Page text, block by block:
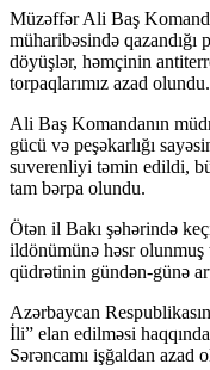
Müzəffər Ali Baş
müharibəsində
döyüşlər, həmçinin
torpaqlarımız azad olundu.
Ali Baş Komandanın
gücü və peşəkarlığı
suverenliyi təmin edildi,
tam bərpa olundu.
Ötən il Bakı şəhərində
ildönümünə həsr
qüdrətinin gündən-günə
Azərbaycan
İli” elan edilməsi
Sərəncamı işğaldan azad